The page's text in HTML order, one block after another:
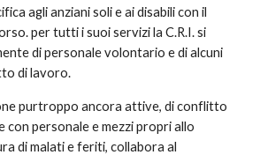
agli anziani soli e ai disabili con il
per tutti i suoi servizi la C.R.I. si
di personale volontario e di alcuni
di lavoro.
purtroppo ancora attive, di conflitto
con personale e mezzi propri allo
di malati e feriti, collabora al